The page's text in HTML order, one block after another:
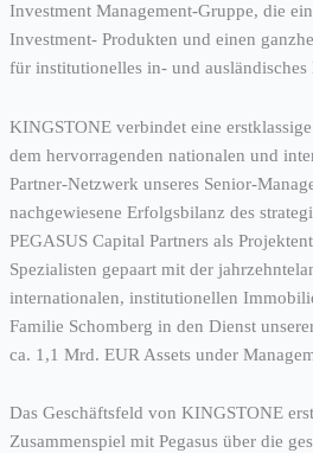
Investment Management-Gruppe, die
Investment- Produkten und einen
für institutionelles in- und ausländisches
KINGSTONE verbindet eine
dem hervorragenden nationalen und
Partner-Netzwerk unseres Senior-
nachgewiesene Erfolgsbilanz des
PEGASUS Capital Partners als
Spezialisten gepaart mit der
internationalen, institutionellen
Familie Schomberg in den Dienst
ca. 1,1 Mrd. EUR Assets under
Das Geschäftsfeld von KINGSTONE
Zusammenspiel mit Pegasus über die